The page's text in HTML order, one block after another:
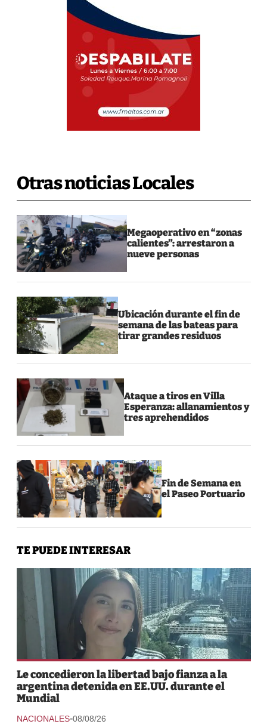
Otras noticias Locales
Megaoperativo en “zonas
calientes”: arrestaron a
nueve personas
Ubicación durante el fin de
semana de las bateas para
tirar grandes residuos
Ataque a tiros en Villa
Esperanza: allanamientos y
tres aprehendidos
Fin de Semana en
el Paseo Portuario
TE PUEDE INTERESAR
Le concedieron la libertad bajo fianza a la
argentina detenida en EE.UU. durante el
Mundial
NACIONALES-08/08/26